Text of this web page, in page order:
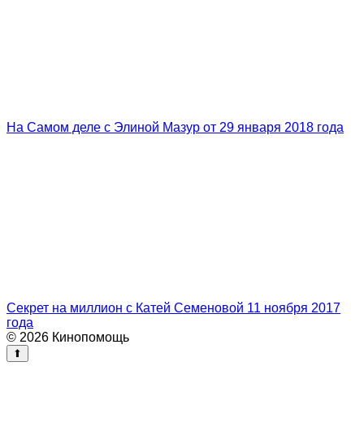
На Самом деле с Элиной Мазур от 29 января 2018 года
Секрет на миллион с Катей Семеновой 11 ноября 2017
года
© 2026 Кинопомощь